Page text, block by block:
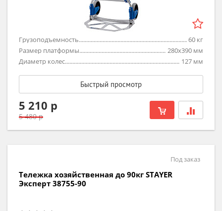
Грузоподъемность 60 кг
Размер платформы
280х390 мм
Диаметр колес
127 мм
Быстрый просмотр
5 210 р
5 480 р
Под заказ
Тележка хозяйственная до 90кг STAYER
Эксперт 38755-90